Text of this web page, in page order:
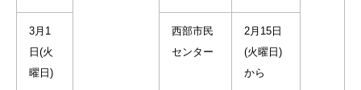
3月1
日(火
曜日)
西部市民
センター
2月15日
(火曜日)
から